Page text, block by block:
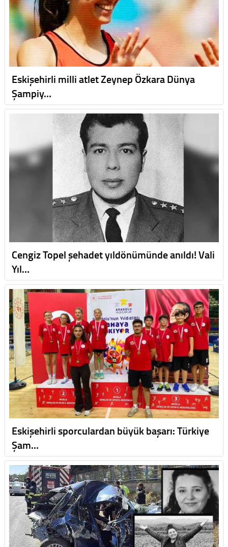
Eskişehirli milli atlet Zeynep Özkara Dünya
Şampiy…
Cengiz Topel şehadet yıldönümünde anıldı! Vali
Yıl…
Eskişehirli sporculardan büyük başarı: Türkiye
Şam…